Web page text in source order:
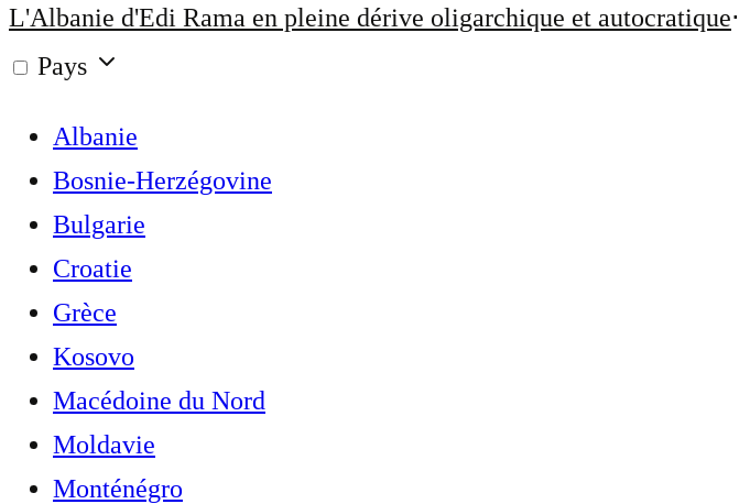
L'Albanie d'Edi Rama en pleine dérive oligarchique et autocratique
Pays
Albanie
Bosnie-Herzégovine
Bulgarie
Croatie
Grèce
Kosovo
Macédoine du Nord
Moldavie
Monténégro